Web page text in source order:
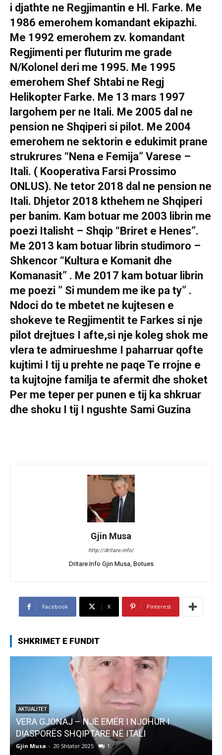
i djathte ne Regjimantin e Hl. Farke. Me
1986 emerohem komandant ekipazhi.
Me 1992 emerohem zv. komandant
Regjimenti per fluturim me grade
N/Kolonel deri me 1995. Me 1995
emerohem Shef Shtabi ne Regj
Helikopter Farke. Me 13 mars 1997
largohem per ne Itali. Me 2005 dal ne
pension ne Shqiperi si pilot. Me 2004
emerohem ne sektorin e edukimit prane
strukrures “Nena e Femija” Varese –
Itali. ( Kooperativa Farsi Prossimo
ONLUS). Ne tetor 2018 dal ne pension ne
Itali. Dhjetor 2018 kthehem ne Shqiperi
per banim. Kam botuar me 2003 librin me
poezi Italisht – Shqip “Briret e Henes”.
Me 2013 kam botuar librin studimoro –
Shkencor “Kultura e Komanit dhe
Komanasit” . Me 2017 kam botuar librin
me poezi ” Si mundem me ike pa ty” .
Ndoci do te mbetet ne kujtesen e
shokeve te Regjimentit te Farkes si nje
pilot drejtues I afte,si nje koleg shok me
vlera te admirueshme I paharruar qofte
kujtimi I tij u prehte ne paqe Te rrojne e
ta kujtojne familja te afermit dhe shoket
Per me teper per punen e tij ka shkruar
dhe shoku I tij I ngushte Sami Guzina
Gjin Musa
http://dritare.info/
Dritare.Info Gjin Musa, Botues
Facebook X Pinterest
SHKRIMET E FUNDIT
AKTUALITET
Pregaditi Gjin Musa-Rome- Shtator 2025
Gjin Musa - 8 Shtator 2025 0